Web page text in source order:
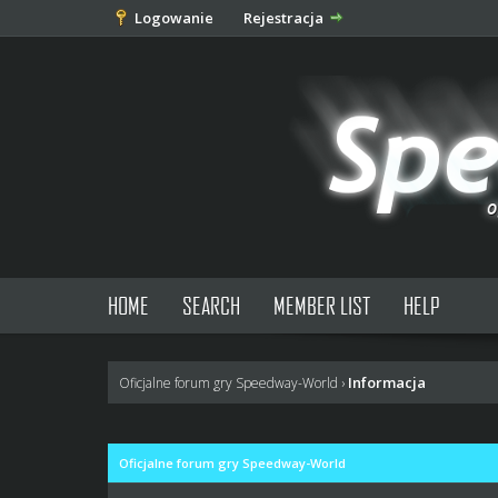
Logowanie Rejestracja
HOME SEARCH MEMBER LIST HELP
Oficjalne forum gry Speedway-World › Informacja
Oficjalne forum gry Speedway-World